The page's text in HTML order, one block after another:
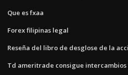
Que es fxaa
Forex filipinas legal
Reseña del libro de desglose de la
Td ameritrade consigue